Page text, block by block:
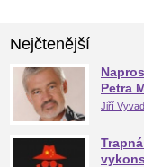
Nejčtenější
Petra
Jiří